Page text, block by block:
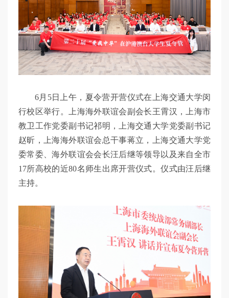
6月5日上午，夏令营开营仪式在上海交通大学闵
行校区举行。上海海外联谊会副会长王霄汉，上海市
教卫工作党委副书记祁明，上海交通大学党委副书记
赵昕，上海海外联谊会总干事蒋立，上海交通大学党
委常委、海外联谊会会长汪后继等领导以及来自全市
17所高校的近80名师生出席开营仪式。仪式由汪后继
主持。